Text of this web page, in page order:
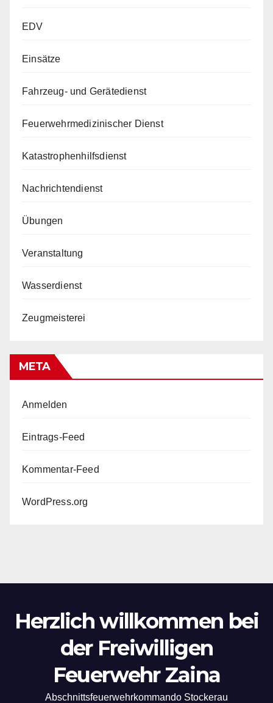
EDV
Einsätze
Fahrzeug- und Gerätedienst
Feuerwehrmedizinischer Dienst
Katastrophenhilfsdienst
Nachrichtendienst
Übungen
Veranstaltung
Wasserdienst
Zeugmeisterei
META
Anmelden
Eintrags-Feed
Kommentar-Feed
WordPress.org
Herzlich willkommen bei
der Freiwilligen
Feuerwehr Zaina
Abschnittsfeuerwehrkommando Stockerau